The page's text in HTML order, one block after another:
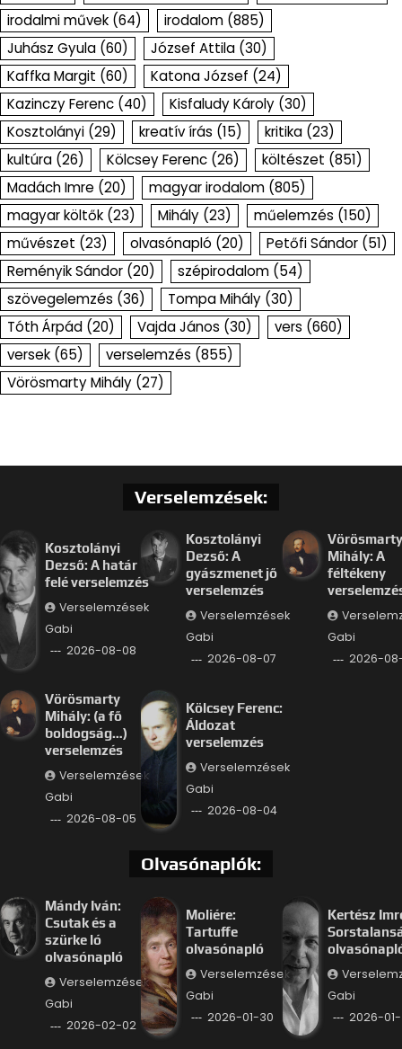
irodalmi művek (64) irodalom (885)
Juhász Gyula (60) József Attila (30)
Kaffka Margit (60) Katona József (24)
Kazinczy Ferenc (40) Kisfaludy Károly (30)
Kosztolányi (29) kreatív írás (15) kritika (23)
kultúra (26) Kölcsey Ferenc (26) költészet (851)
Madách Imre (20) magyar irodalom (805)
magyar költők (23) Mihály (23) műelemzés (150)
művészet (23) olvasónapló (20) Petőfi Sándor (51)
Reményik Sándor (20) szépirodalom (54)
szövegelemzés (36) Tompa Mihály (30)
Tóth Árpád (20) Vajda János (30) vers (660)
versek (65) verselemzés (855)
Vörösmarty Mihály (27)
Verselemzések:
Kosztolányi
Dezső: A határ
felé verselemzés
Verselemzések
Gabi
2026-08-08
Kosztolányi
Dezső: A
gyászmenet jő
verselemzés
Verselemzések
Gabi
2026-08-07
Vörösmarty
Mihály: A
féltékeny
Gabi
2026-
Vörösmarty
Mihály: (a fő
boldogság…)
verselemzés
Verselemzések
Gabi
2026-08-05
Kölcsey Ferenc:
Áldozat
verselemzés
Verselemzések
Gabi
2026-08-04
Olvasónaplók:
Mándy Iván:
Csutak és a
szürke ló
olvasónapló
Verselemzések
Gabi
2026-02-02
Moliére:
Tartuffe
olvasónapló
Verselemzések
Gabi
2026-01-30
Kertész
Gabi
2026-